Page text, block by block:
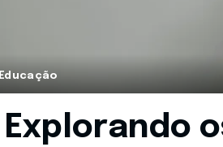
Educação
Explorando